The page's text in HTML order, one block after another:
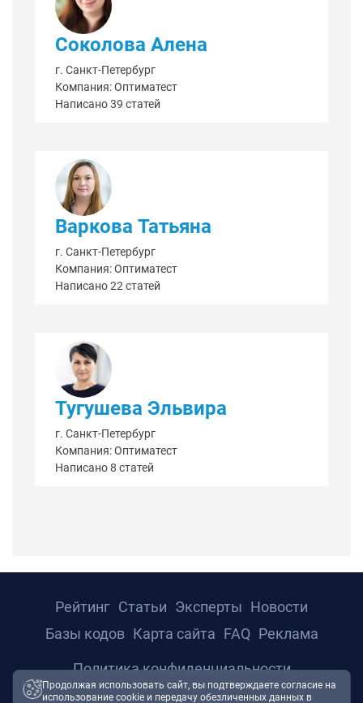
Соколова Алена
г. Санкт-Петербург
Компания: Оптиматест
Написано 39 статей
Варкова Татьяна
г. Санкт-Петербург
Компания: Оптиматест
Написано 22 статей
Тугушева Эльвира
г. Санкт-Петербург
Компания: Оптиматест
Написано 8 статей
Рейтинг Статьи Эксперты Новости
Базы кодов Карта сайта FAQ Реклама
Политика конфиденциальности
Продолжая использовать сайт, вы подтверждаете согласие на
использование cookie и передачу обезличенных данных в